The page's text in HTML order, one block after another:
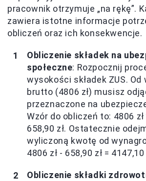
pracownik otrzymuje „na rękę”.
zawiera istotne informacje
obliczeń oraz ich konsekwencje.
Obliczenie składek na
społeczne: Rozpocznij
wysokości składek ZUS. Od
brutto (4806 zł) musisz
przeznaczone na
Wzór do obliczeń to: 4806 zł
658,90 zł. Ostatecznie
wyliczoną kwotę od
4806 zł - 658,90 zł = 4147,10
Obliczenie składki